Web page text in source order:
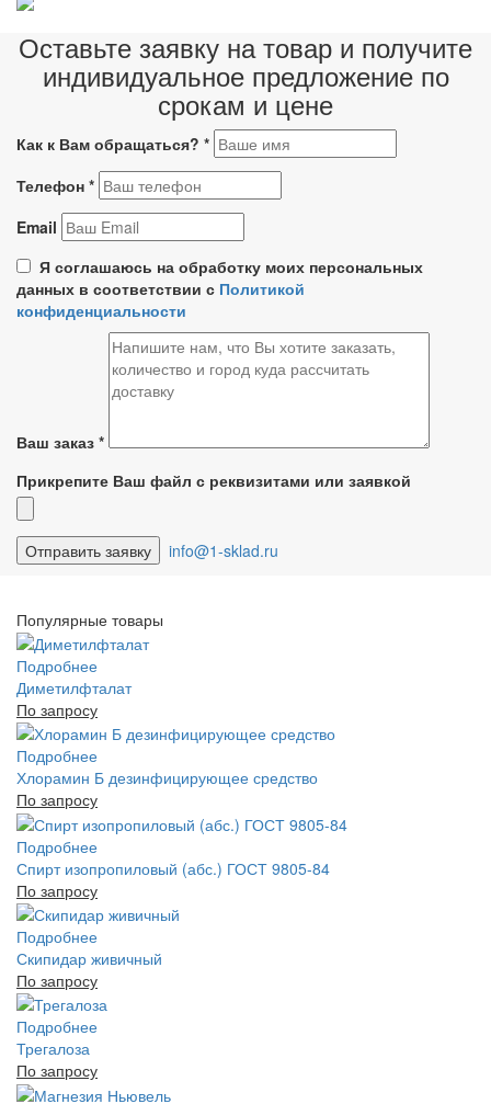
Оставьте заявку на товар и получите
индивидуальное предложение по
срокам и цене
Как к Вам обращаться? *
Телефон *
Email
Я соглашаюсь на обработку моих персональных
данных в соответствии с Политикой
конфиденциальности
Ваш заказ *
Прикрепите Ваш файл с реквизитами или заявкой
info@1-sklad.ru
Популярные товары
Подробнее
Диметилфталат
По запросу
Подробнее
Хлорамин Б дезинфицирующее средство
По запросу
Подробнее
Спирт изопропиловый (абс.) ГОСТ 9805-84
По запросу
Подробнее
Скипидар живичный
По запросу
Подробнее
Трегалоза
По запросу